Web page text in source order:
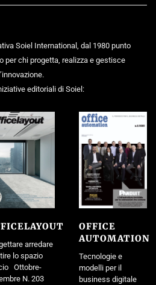
Soiel International, dal 1980 punto
per chi progetta, realizza e gestisce
l’innovazione.
editoriali di Soiel:
arredare
lo spazio
Ottobre-
N. 203
OFFICE
AUTOMATION
Tecnologie e
modelli per il
business digitale